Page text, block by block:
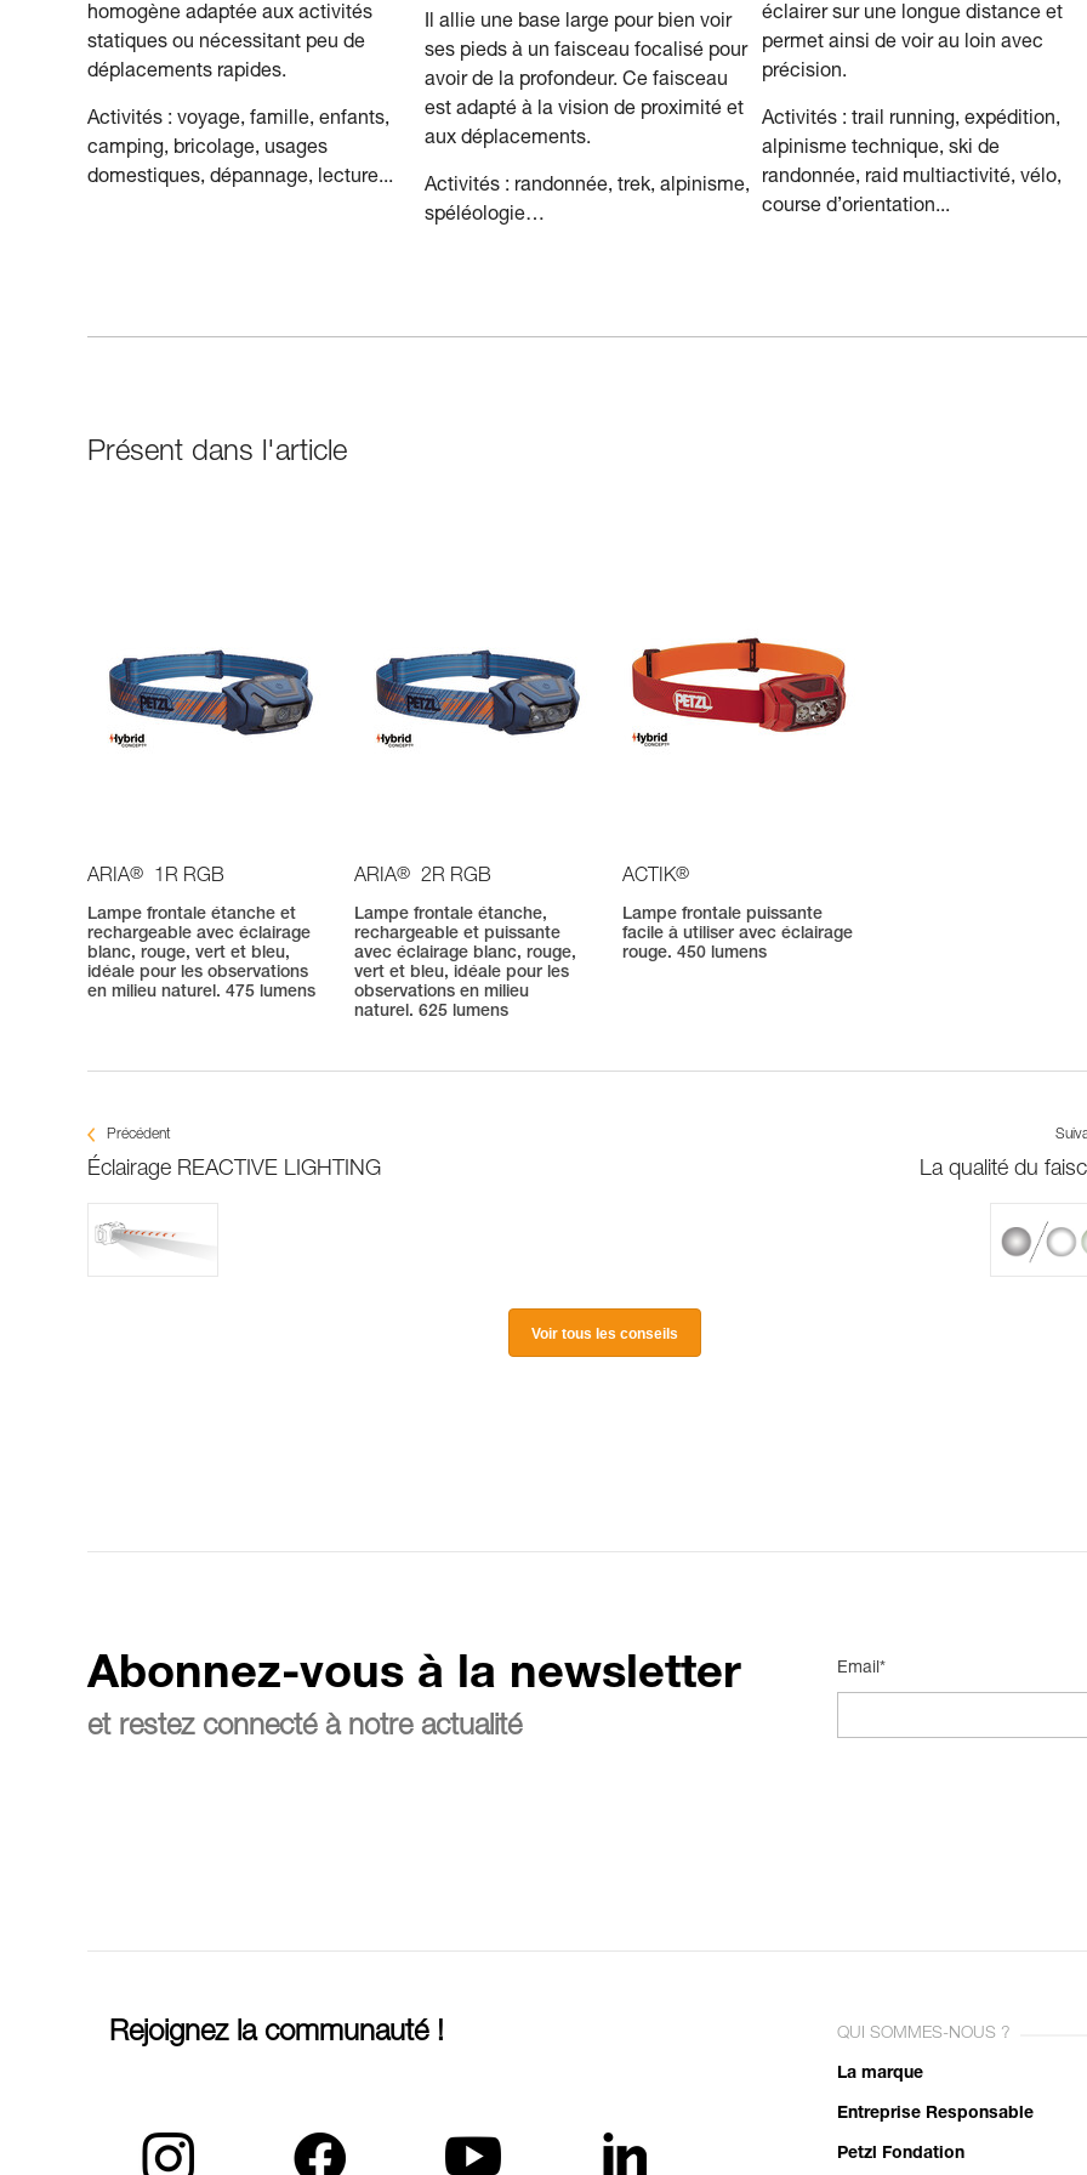
homogène adaptée aux activités
statiques ou nécessitant peu de
déplacements rapides.
Activités : voyage, famille, enfants,
camping, bricolage, usages
domestiques, dépannage, lecture...
Il allie une base large pour bien voir
ses pieds à un faisceau focalisé pour
avoir de la profondeur. Ce faisceau
est adapté à la vision de proximité et
aux déplacements.
Activités : randonnée, trek, alpinisme,
spéléologie…
éclairer sur une longue distance et
permet ainsi de voir au loin avec
précision.
Activités : trail running, expédition,
alpinisme technique, ski de
randonnée, raid multiactivité, vélo,
course d’orientation...
Présent dans l'article
ARIA® 1R RGB
Lampe frontale étanche et
rechargeable avec éclairage
blanc, rouge, vert et bleu,
idéale pour les observations
en milieu naturel. 475 lumens
ARIA® 2R RGB
Lampe frontale étanche,
rechargeable et puissante
avec éclairage blanc, rouge,
vert et bleu, idéale pour les
observations en milieu
naturel. 625 lumens
ACTIK®
Lampe frontale puissante
facile à utiliser avec éclairage
rouge. 450 lumens
Précédent
Éclairage REACTIVE LIGHTING La qualité du
Voir tous les conseils
Abonnez-vous à la newsletter
et restez connecté à notre actualité
Email*
Rejoignez la communauté ! QUI SOMMES-NOUS ?
La marque
Entreprise Responsable
Petzl Fondation